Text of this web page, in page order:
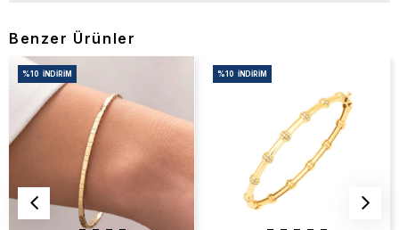
Benzer Ürünler
%10 İNDIRIM %10 İNDIRIM